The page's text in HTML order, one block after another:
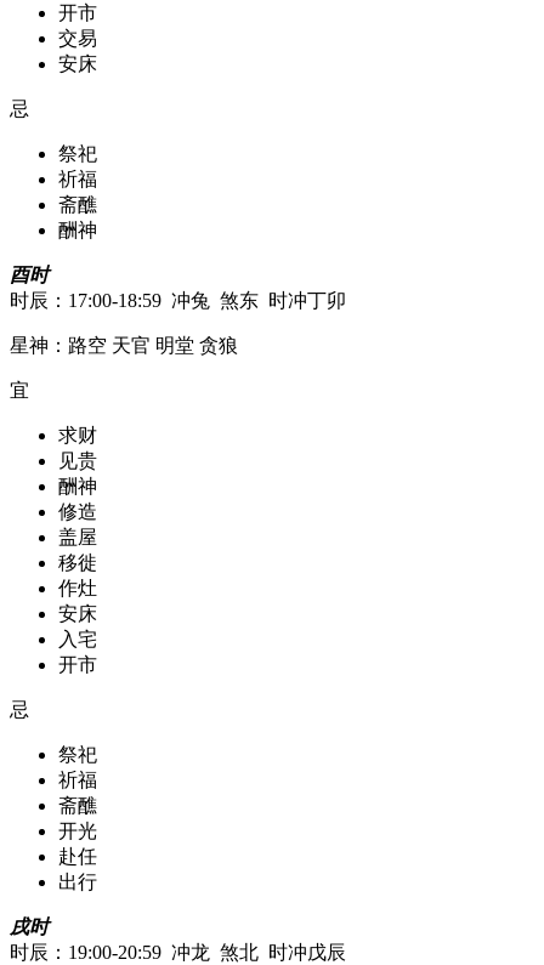
开市
交易
安床
忌
祭祀
祈福
斋醮
酬神
酉时
时辰：17:00-18:59 冲兔 煞东 时冲丁卯
星神：路空 天官 明堂 贪狼
宜
求财
见贵
酬神
修造
盖屋
移徙
作灶
安床
入宅
开市
忌
祭祀
祈福
斋醮
开光
赴任
出行
戌时
时辰：19:00-20:59 冲龙 煞北 时冲戊辰